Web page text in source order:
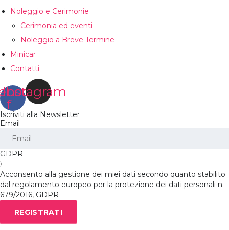
Noleggio e Cerimonie
Cerimonia ed eventi
Noleggio a Breve Termine
Minicar
Contatti
f
Instagram
Iscriviti alla Newsletter
Email
GDPR
Acconsento alla gestione dei miei dati secondo quanto stabilito
dal regolamento europeo per la protezione dei dati personali n.
679/2016, GDPR
REGISTRATI